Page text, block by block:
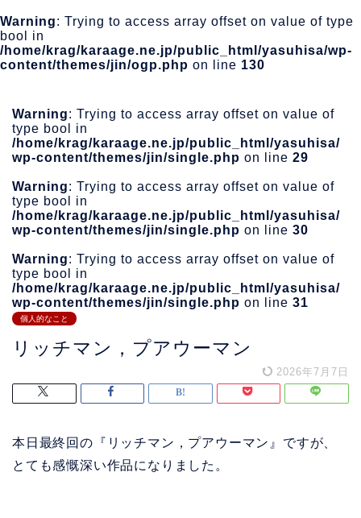
Warning: Trying to access array offset on value of type
bool in
/home/krag/karaage.ne.jp/public_html/yasuhisa/wp-
content/themes/jin/ogp.php on line 130
Warning: Trying to access array offset on value of
type bool in
/home/krag/karaage.ne.jp/public_html/yasuhisa/
wp-content/themes/jin/single.php on line 29
Warning: Trying to access array offset on value of
type bool in
/home/krag/karaage.ne.jp/public_html/yasuhisa/
wp-content/themes/jin/single.php on line 30
Warning: Trying to access array offset on value of
type bool in
/home/krag/karaage.ne.jp/public_html/yasuhisa/
wp-content/themes/jin/single.php on line 31
個人的なこと
リッチマン，プアウーマン
2026年7月7日
本日最終回の『リッチマン，プアウーマン』ですが、
とても感慨深い作品になりました。